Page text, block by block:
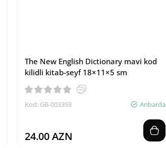
The New English Dictionary mavi kod
kilidli kitab-seyf 18×11×5 sm
Kod: GB-003393 Anbarda
24.00 AZN